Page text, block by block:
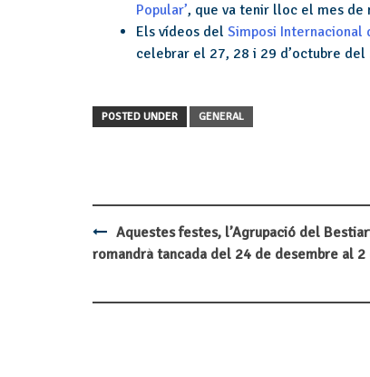
Popular’, que va tenir lloc el mes de
Els vídeos del Simposi Internacional
celebrar el 27, 28 i 29 d’octubre del
POSTED UNDER GENERAL
Post
Aquestes festes, l’Agrupació del
romandrà tancada del 24 de desembre al